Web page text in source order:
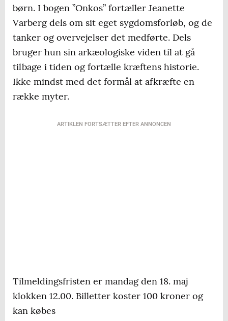
børn. I bogen ”Onkos” fortæller Jeanette
Varberg dels om sit eget sygdomsforløb, og de
tanker og overvejelser det medførte. Dels
bruger hun sin arkæologiske viden til at gå
tilbage i tiden og fortælle kræftens historie.
Ikke mindst med det formål at afkræfte en
række myter.
ARTIKLEN FORTSÆTTER EFTER ANNONCEN
Tilmeldingsfristen er mandag den 18. maj
klokken 12.00. Billetter koster 100 kroner og
kan købes